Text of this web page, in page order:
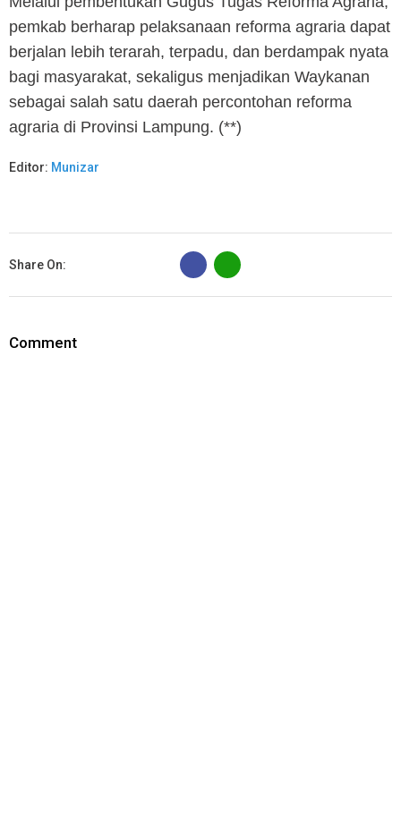
pemkab berharap pelaksanaan reforma agraria dapat
berjalan lebih terarah, terpadu, dan berdampak nyata
bagi masyarakat, sekaligus menjadikan Waykanan
sebagai salah satu daerah percontohan reforma
agraria di Provinsi Lampung. (**)
Editor: Munizar
Share On:
B
Comment